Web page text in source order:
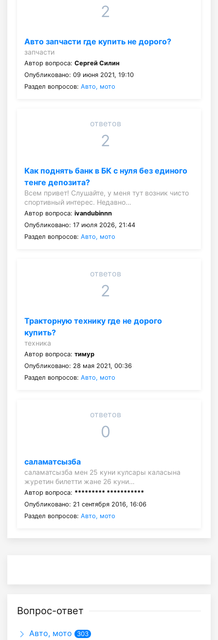
2
Авто запчасти где купить не дорого?
запчасти
Автор вопроса: Сергей Силин
Опубликовано: 09 июня 2021, 19:10
Раздел вопросов: Авто, мото
ответов
2
Как поднять банк в БК с нуля без единого
тенге депозита?
Всем привет! Слушайте, у меня тут возник чисто
спортивный интерес. Недавно…
Автор вопроса: ivandubinnn
Опубликовано: 17 июля 2026, 21:44
Раздел вопросов: Авто, мото
ответов
2
Тракторную технику где не дорого
купить?
техника
Автор вопроса: тимур
Опубликовано: 28 мая 2021, 00:36
Раздел вопросов: Авто, мото
ответов
0
саламатсызба
саламатсызба мен 25 куни кулсары каласына
журетин билетти жане 26 куни…
Автор вопроса: ********* ***********
Опубликовано: 21 сентября 2016, 16:06
Раздел вопросов: Авто, мото
Вопрос-ответ
Авто, мото 303